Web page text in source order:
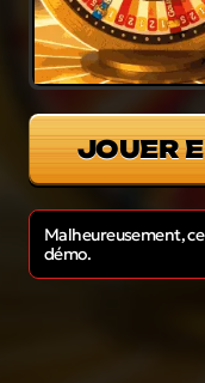
JOUER
Malheureusement,
démo.